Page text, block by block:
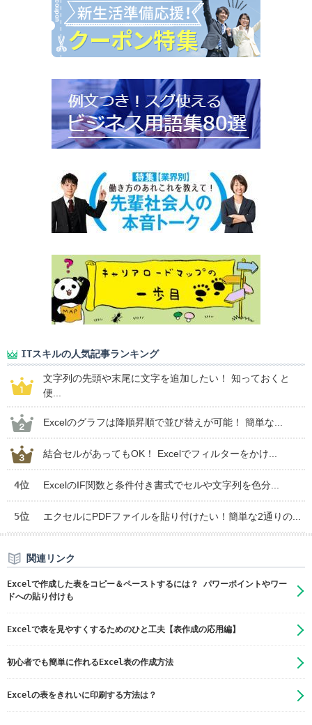
ITスキルの人気記事ランキング
文字列の先頭や末尾に文字を追加したい！ 知っておくと
便...
Excelのグラフは降順昇順で並び替えが可能！ 簡単な...
結合セルがあってもOK！ Excelでフィルターをかけ...
4位 ExcelのIF関数と条件付き書式でセルや文字列を色分...
5位 エクセルにPDFファイルを貼り付けたい！簡単な2通りの...
関連リンク
Excelで作成した表をコピー＆ペーストするには？ パワーポイントやワー
ドへの貼り付けも
Excelで表を見やすくするためのひと工夫【表作成の応用編】
初心者でも簡単に作れるExcel表の作成方法
Excelの表をきれいに印刷する方法は？